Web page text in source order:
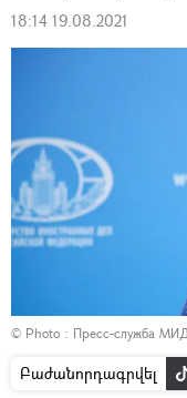
18:14 19.08.2021
© Photo : Пресс-служба
Բաժանորդագրվել